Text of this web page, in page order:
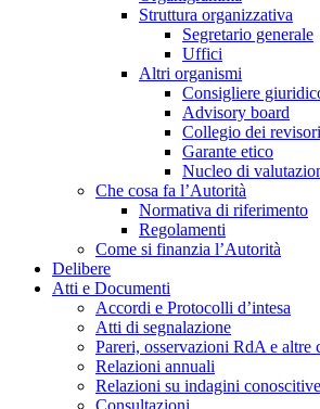
Struttura organizzativa
Segretario generale
Uffici
Altri organismi
Consigliere
Advisory board
Collegio dei revisori
Garante etico
Nucleo di
Che cosa fa l’Autorità
Normativa di riferimento
Regolamenti
Come si finanzia l’Autorità
Delibere
Atti e Documenti
Accordi e Protocolli d’intesa
Atti di segnalazione
Pareri, osservazioni RdA e altre
Relazioni annuali
Relazioni su indagini conoscitive
Consultazioni